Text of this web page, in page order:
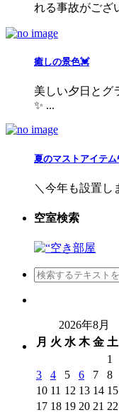
れる事故がござ
癒しの景色💓
美しい夕日とグ
✨ ...
夏のマストアイテム
＼今年も設置し
空室検索
2026年8月
月 火 水 木 金 土
1
3
4 5 6 7 8
10 11 12 13 14 15
17 18 19 20 21 22